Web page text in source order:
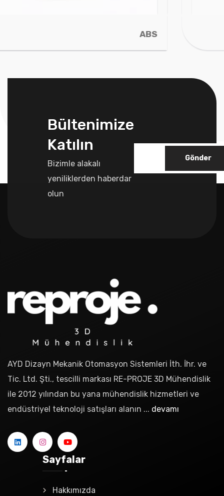
Bültenimize
Katılın
Bizimle alakalı
yeniliklerden haberdar
olun
Gönder
AYD Dizayn Mekanik Otomasyon Sistemleri İth. İhr. ve
Tic. Ltd. Şti., tescilli markası RE-PROJE 3D Mühendislik
ile 2012 yılından bu yana mühendislik hizmetleri ve
endüstriyel teknoloji satışları alanın ... devamı
Sayfalar
Hakkımızda